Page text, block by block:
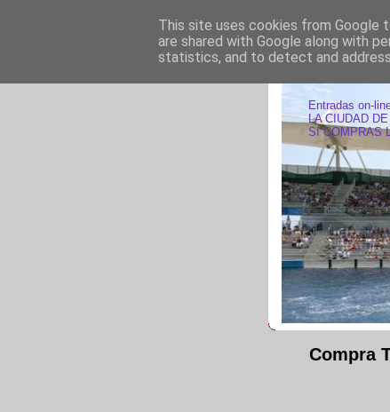
Entradas on-
LA CIUDAD
SI COMPRAS
Compra
This site uses cookies from Google
are shared with Google along with
statistics, and to detect and